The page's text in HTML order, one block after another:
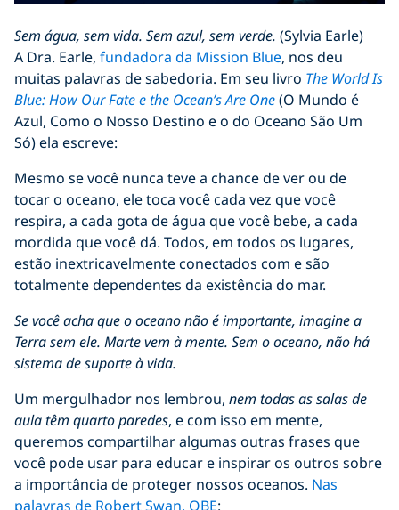
Sem água, sem vida. Sem azul, sem verde. (Sylvia Earle)
A Dra. Earle, fundadora da Mission Blue, nos deu
muitas palavras de sabedoria. Em seu livro The World Is
Blue: How Our Fate e the Ocean’s Are One(O Mundo é
Azul, Como o Nosso Destino e o do Oceano São Um
Só) ela escreve:
Mesmo se você nunca teve a chance de ver ou de
tocar o oceano, ele toca você cada vez que você
respira, a cada gota de água que você bebe, a cada
mordida que você dá. Todos, em todos os lugares,
estão inextricavelmente conectados com e são
totalmente dependentes da existência do mar.
Se você acha que o oceano não é importante, imagine a
Terra sem ele. Marte vem à mente. Sem o oceano, não há
sistema de suporte à vida.
Um mergulhador nos lembrou, nem todas as salas de
aula têm quarto paredes, e com isso em mente,
queremos compartilhar algumas outras frases que
você pode usar para educar e inspirar os outros sobre
a importância de proteger nossos oceanos. Nas
palavras de Robert Swan, OBE: